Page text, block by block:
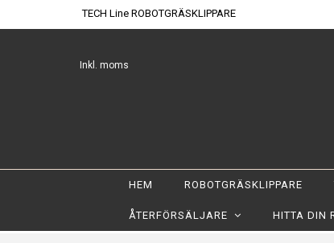
TECH Line ROBOTGRÄSKLIPPARE
Inkl. moms
HEM ROBOTGRÄSKLIPPARE
ÅTERFÖRSÄLJARE HITTA DIN